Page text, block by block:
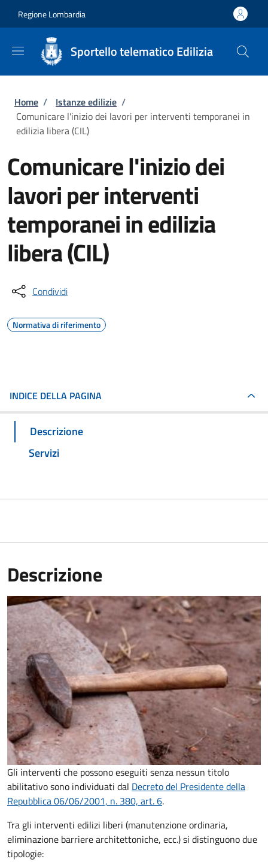
Regione Lombardia
Sportello telematico Edilizia
Briciole di pane
Home / Istanze edilizie /
Comunicare l'inizio dei lavori per interventi temporanei in
edilizia libera (CIL)
Comunicare l'inizio dei
lavori per interventi
temporanei in edilizia
libera (CIL)
Condividi
Normativa di riferimento
INDICE DELLA PAGINA
Descrizione
Servizi
Descrizione
Gli interventi che possono eseguiti senza nessun titolo
abilitativo sono individuati dal Decreto del Presidente della
Repubblica 06/06/2001, n. 380, art. 6.
Tra gli interventi edilizi liberi (manutenzione ordinaria,
eliminazione barriere architettoniche, ecc.) si distinguono due
tipologie: